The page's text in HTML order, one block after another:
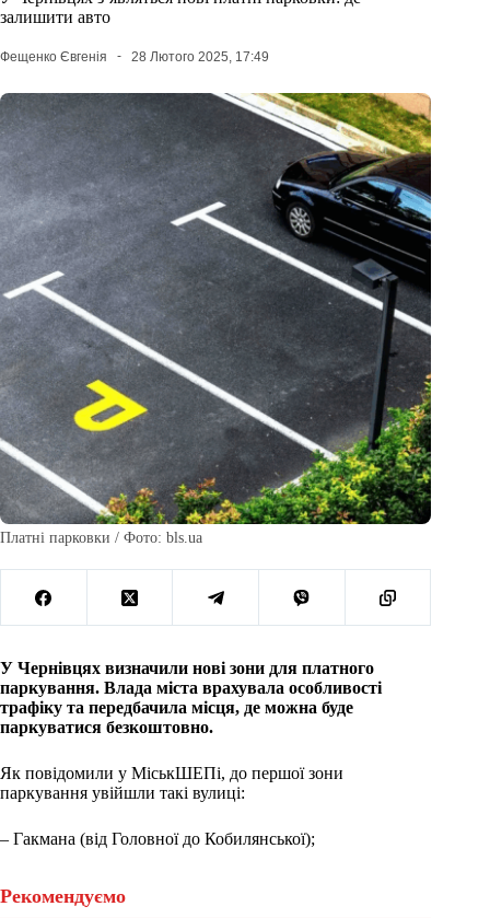
залишити авто
Фещенко Євгенія 28 Лютого 2025, 17:49
Платні парковки / Фото: bls.ua
У Чернівцях визначили нові зони для платного
паркування. Влада міста врахувала особливості
трафіку та передбачила місця, де можна буде
паркуватися безкоштовно.
Як повідомили у МіськШЕПі, до першої зони
паркування увійшли такі вулиці:
– Гакмана (від Головної до Кобилянської);
Рекомендуємо